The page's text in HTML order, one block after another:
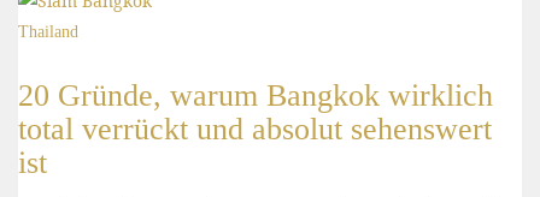
Thailand
20 Gründe, warum Bangkok wirklich
total verrückt und absolut sehenswert
ist